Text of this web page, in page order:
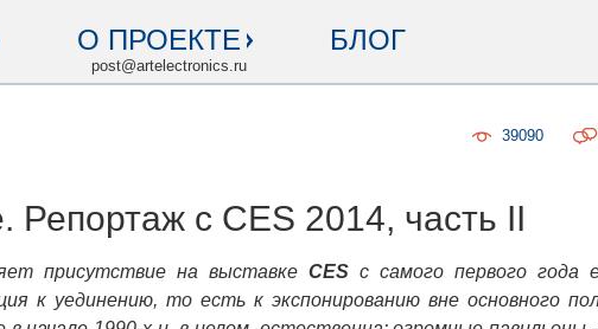
О ПРОЕКТЕ
post@artelectronics.ru
БЛОГ
39090
Репортаж с CES 2014, часть II
присутствие на выставке CES с самого первого года
к уединению, то есть к экспонированию вне основного